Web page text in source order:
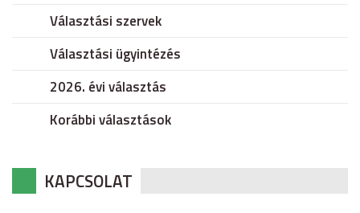
Választási szervek
Választási ügyintézés
2026. évi választás
Korábbi választások
KAPCSOLAT